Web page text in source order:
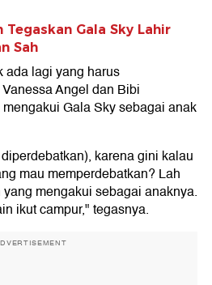
Gala Sky Lahir
Sah
ada lagi yang harus
Angel dan Bibi
Gala Sky sebagai anak
karena gini kalau
mau memperdebatkan? Lah
mengakui sebagai anaknya.
ikut campur," tegasnya.